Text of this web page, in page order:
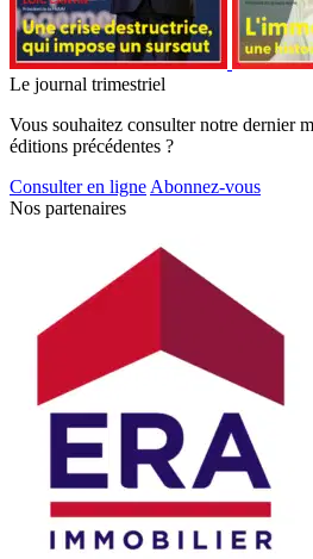
Le journal trimestriel
Vous souhaitez consulter notre dernier
éditions précédentes ?
Consulter en ligne Abonnez-vous
Nos partenaires